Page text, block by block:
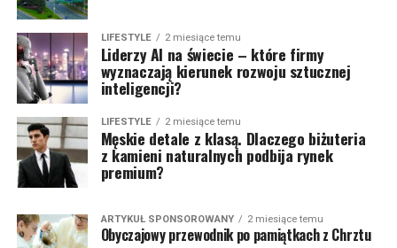
LIFESTYLE 2 miesiące temu
Liderzy AI na świecie – które firmy
wyznaczają kierunek rozwoju sztucznej
inteligencji?
LIFESTYLE 2 miesiące temu
Męskie detale z klasą. Dlaczego biżuteria
z kamieni naturalnych podbija rynek
premium?
ARTYKUŁ SPONSOROWANY 2 miesiące temu
Obyczajowy przewodnik po pamiątkach z Chrztu